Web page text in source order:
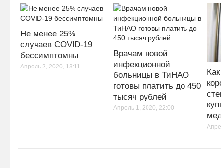
Не менее 25%
случаев COVID-19
бессимптомны
Апрель 2, 2020, 13:11
Врачам новой
инфекционной
больницы в ТиНАО
готовы платить до 450
тысяч рублей
Апрель 1, 2020, 22:00